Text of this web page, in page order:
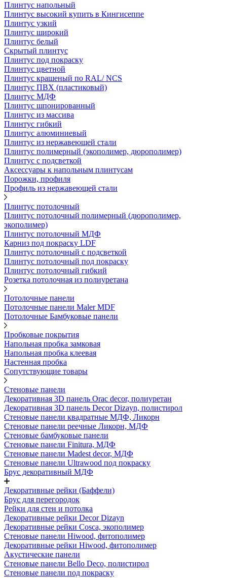
Плинтус напольный
Плинтус высокий купить в Кингисеппе
Плинтус узкий
Плинтус широкий
Плинтус белый
Скрытый плинтус
Плинтус под покраску
Плинтус цветной
Плинтус крашеный по RAL/ NCS
Плинтус ПВХ (пластиковый)
Плинтус МДФ
Плинтус шпонированный
Плинтус из массива
Плинтус гибкий
Плинтус алюминиевый
Плинтус из нержавеющей стали
Плинтус полимерный (экополимер, дюрополимер)
Плинтус с подсветкой
Аксессуары к напольным плинтусам
Порожки, профиля
Профиль из нержавеющей стали
Плинтус потолочный
Плинтус потолочный полимерный (дюрополимер,
экополимер)
Плинтус потолочный МДФ
Карниз под покраску LDF
Плинтус потолочный с подсветкой
Плинтус потолочный под покраску
Плинтус потолочный гибкий
Розетка потолочная из полиуретана
Потолочные панели
Потолочные панели Maler MDF
Потолочные Бамбуковые панели
Пробковые покрытия
Напольная пробка замковая
Напольная пробка клеевая
Настенная пробка
Сопутствующие товары
Стеновые панели
Декоративная 3D панель Orac decor, полиуретан
Декоративная 3D панель Decor Dizayn, полистирол
Стеновые панели квадратные МДФ, Ликорн
Стеновые панели реечные Ликорн, МДФ
Стеновые бамбуковые панели
Стеновые панели Finitura, МДФ
Стеновые панели Madest decor, МДФ
Стеновые панели Ultrawood под покраску
Брус декоративный МДФ
Декоративные рейки (Баффели)
Брус для перегородок
Рейки для стен и потолка
Декоративные рейки Decor Dizayn
Декоративные рейки Cosca, экополимер
Стеновые панели Hiwood, фитополимер
Декоративные рейки Hiwood, фитополимер
Акустические панели
Стеновые панели Bello Deco, полистирол
Стеновые панели под покраску